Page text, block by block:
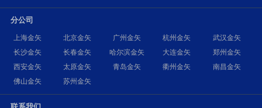
分公司
上海金矢 北京金矢 广州金矢 杭州金矢
武汉金矢
长沙金矢
长春金矢 哈尔滨金矢 大连金矢
郑州金矢
西安金矢
太原金矢 青岛金矢 衢州金矢
南昌金矢
佛山金矢
苏州金矢